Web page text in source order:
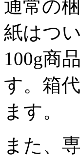
通常の
紙はつ
100g商
す。 箱
ます。
また、